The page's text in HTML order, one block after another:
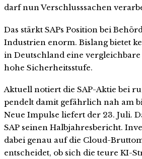
darf nun Verschlusssachen
Das stärkt SAPs Position bei
Industrien enorm. Bislang bietet
in Deutschland eine
hohe Sicherheitsstufe.
Aktuell notiert die SAP-Aktie bei
pendelt damit gefährlich nah am
Neue Impulse liefert der 23. Juli.
SAP seinen Halbjahresbericht.
dabei genau auf die Cloud-
entscheidet, ob sich die teure KI-